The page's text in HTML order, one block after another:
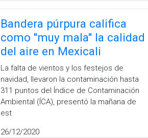
Bandera púrpura califica
como ''muy mala'' la calidad
del aire en Mexicali
La falta de vientos y los festejos de
navidad, llevaron la contaminación hasta
311 puntos del Índice de Contaminación
Ambiental (ÍCA), presentó la mañana de
est
26/12/2020